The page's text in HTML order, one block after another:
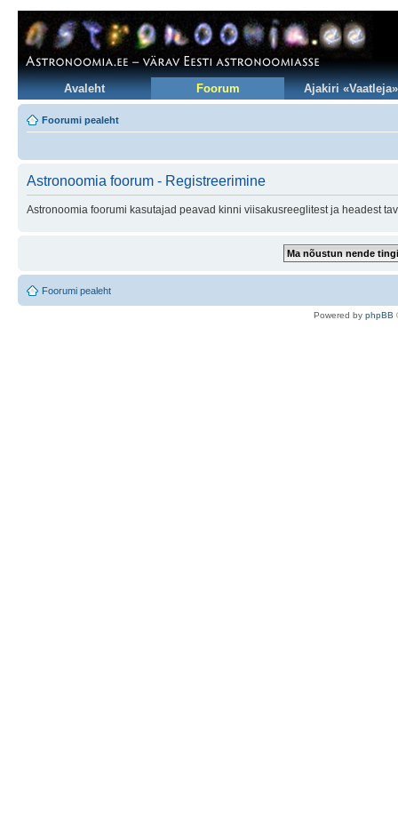
Avaleht Foorum Ajakiri «Vaatleja»
Foorumi pealeht
Astronoomia foorum - Registreerimine
Astronoomia foorumi kasutajad peavad kinni viisakusreeglitest ja headest
Foorumi pealeht
Powered by phpBB